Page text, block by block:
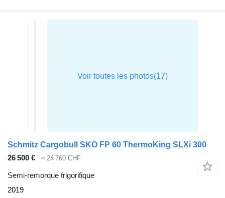
Schmitz Cargobull SKO FP 60 ThermoKing SLXi 300
26 500 €
≈ 24 760 CHF
Semi-remorque frigorifique
2019